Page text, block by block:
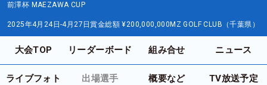
前澤杯 MAEZAWA CUP
2025年4月24日-4月27日賞金総額 ¥200,000,000 MZ GOLF CLUB（千葉県）
大会TOP リーダーボード 組み合せ ニュース
ライブフォト 出場選手 概要など TV放送予定